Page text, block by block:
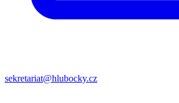
sekretariat@hlubocky.cz